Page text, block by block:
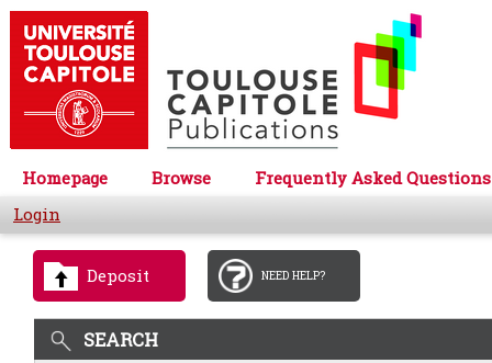
Homepage Browse
Frequently Asked Questions
Login
Deposit NEED HELP?
SEARCH